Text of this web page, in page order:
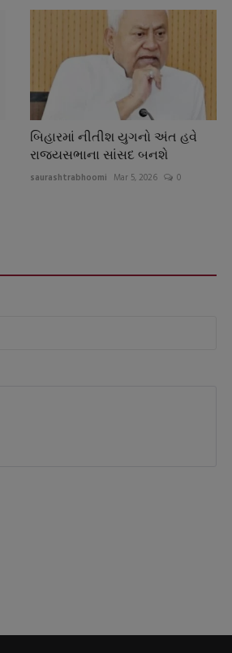
બિહારમાં નીતીશ યુગનો અંત હવે
રાજયસભાના સાંસદ બનશે
saurashtrabhoomi Mar 5, 2026 0